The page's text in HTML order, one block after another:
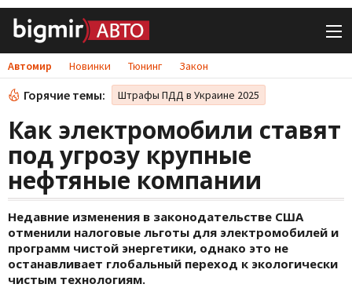
Автомир Новинки Тюнинг Закон
Горячие темы: Штрафы ПДД в Украине 2025
Как электромобили ставят
под угрозу крупные
нефтяные компании
Недавние изменения в законодательстве США
отменили налоговые льготы для электромобилей и
программ чистой энергетики, однако это не
останавливает глобальный переход к экологически
чистым технологиям.